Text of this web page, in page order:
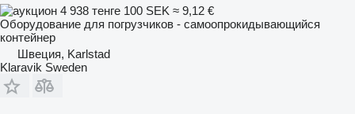
4 938 тенге 100 SEK ≈ 9,12 €
Оборудование для погрузчиков - самоопрокидывающийся
контейнер
Швеция, Karlstad
Klaravik Sweden